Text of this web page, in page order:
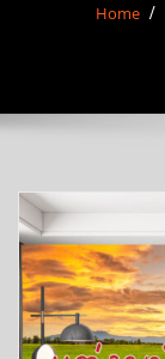
Home